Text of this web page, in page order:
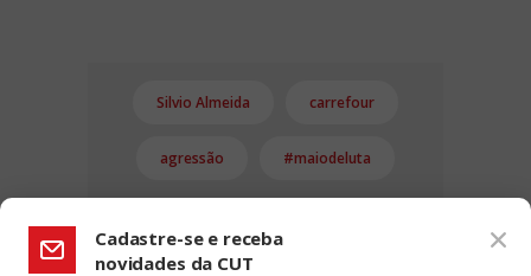
Silvio Almeida carrefour
agressão #maiodeluta
Cadastre-se e receba
novidades da CUT